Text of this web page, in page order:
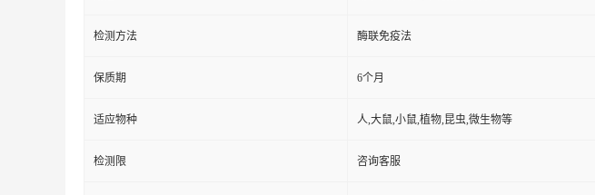
检测方法 酶联免疫法
保质期 6个月
适应物种 人,大鼠,小鼠,植物,昆虫,微生物等
检测限 咨询客服